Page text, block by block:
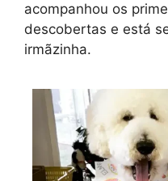
acompanhou os
descobertas e está
irmãzinha.